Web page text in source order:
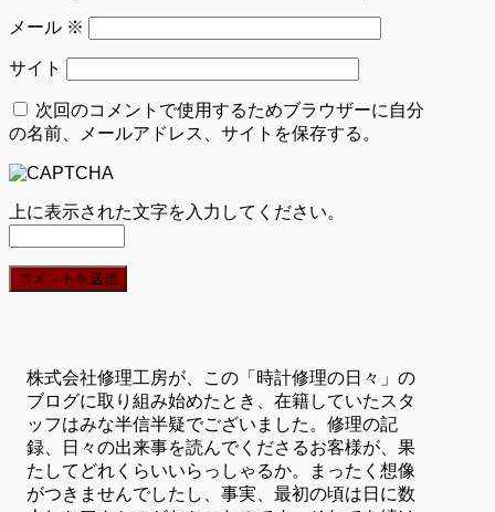
メール ※
サイト
次回のコメントで使用するためブラウザーに自分
の名前、メールアドレス、サイトを保存する。
上に表示された文字を入力してください。
株式会社修理工房が、この「時計修理の日々」の
ブログに取り組み始めたとき、在籍していたスタ
ッフはみな半信半疑でございました。修理の記
録、日々の出来事を読んでくださるお客様が、果
たしてどれくらいいらっしゃるか。まったく想像
がつきませんでしたし、事実、最初の頃は日に数